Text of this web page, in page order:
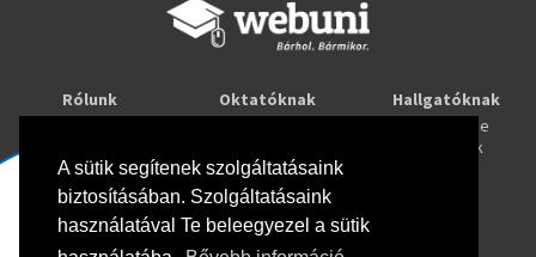
A sütik segítenek szolgáltatásaink
biztosításában. Szolgáltatásaink
használatával Te beleegyezel a sütik
Rólunk
Oktatóknak
Webuni Stúdió
Hallgatóknak
Tanulj online
Képzések
Info
Adatkezelési tájékoztató
ÁSZF